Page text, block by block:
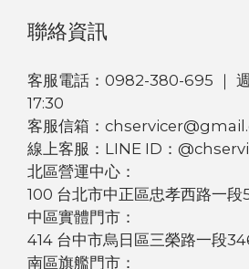
聯絡資訊
客服電話：0982-380-695 ｜
17:30
客服信箱：
線上客服：LINE ID：
北區營運中心：
100 台北市中正區忠孝西路一段
中區實體門市：
414 台中市烏日區三榮路一段
南區旗艦門市：